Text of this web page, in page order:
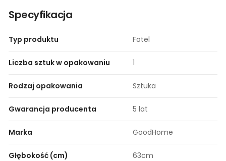
Specyfikacja
Typ produktu Fotel
Liczba sztuk w opakowaniu 1
Rodzaj opakowania Sztuka
Gwarancja producenta 5 lat​
Marka GoodHome
Głębokość (cm) 63cm